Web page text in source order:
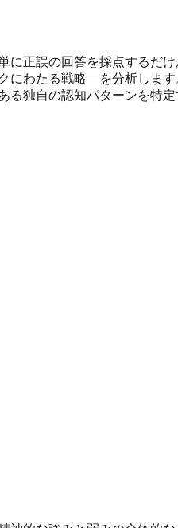
正誤の回答を採点するだ
わたる戦略—を分析しま
独自の認知パターンを特